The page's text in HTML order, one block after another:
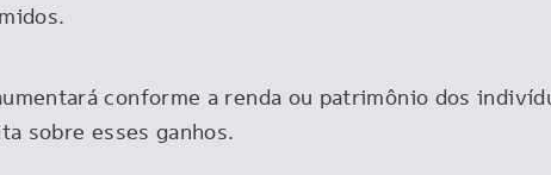
conforme a renda ou patrimônio dos
sobre esses ganhos.